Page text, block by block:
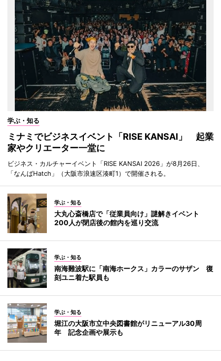
学ぶ・知る
ミナミでビジネスイベント「RISE KANSAI」 起業
家やクリエーター一堂に
ビジネス・カルチャーイベント「RISE KANSAI 2026」が8月26日、
「なんばHatch」（大阪市浪速区湊町1）で開催される。
学ぶ・知る
大丸心斎橋店で「従業員向け」謎解きイベント
200人が閉店後の館内を巡り交流
学ぶ・知る
南海難波駅に「南海ホークス」カラーのサザン 復
刻ユニ着た駅員も
学ぶ・知る
堀江の大阪市立中央図書館がリニューアル30周
年 記念企画や展示も